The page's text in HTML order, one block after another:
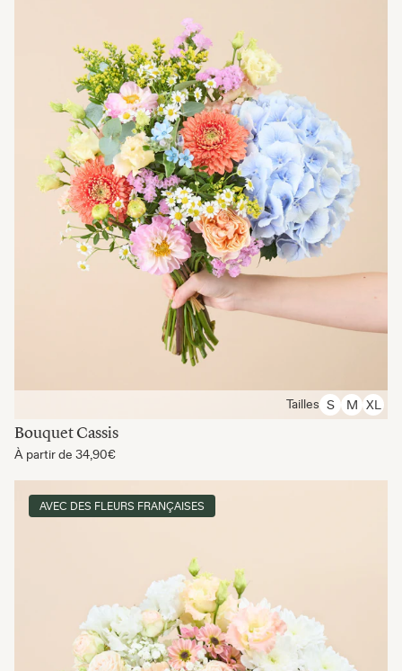
Tailles S M XL
Bouquet Cassis
À partir de 34,90€
AVEC DES FLEURS FRANÇAISES